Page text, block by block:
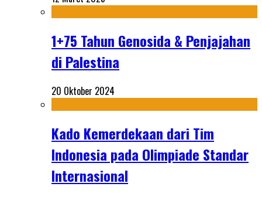
1+75 Tahun Genosida & Penjajahan
di Palestina
20 Oktober 2024
Kado Kemerdekaan dari Tim
Indonesia pada Olimpiade Standar
Internasional